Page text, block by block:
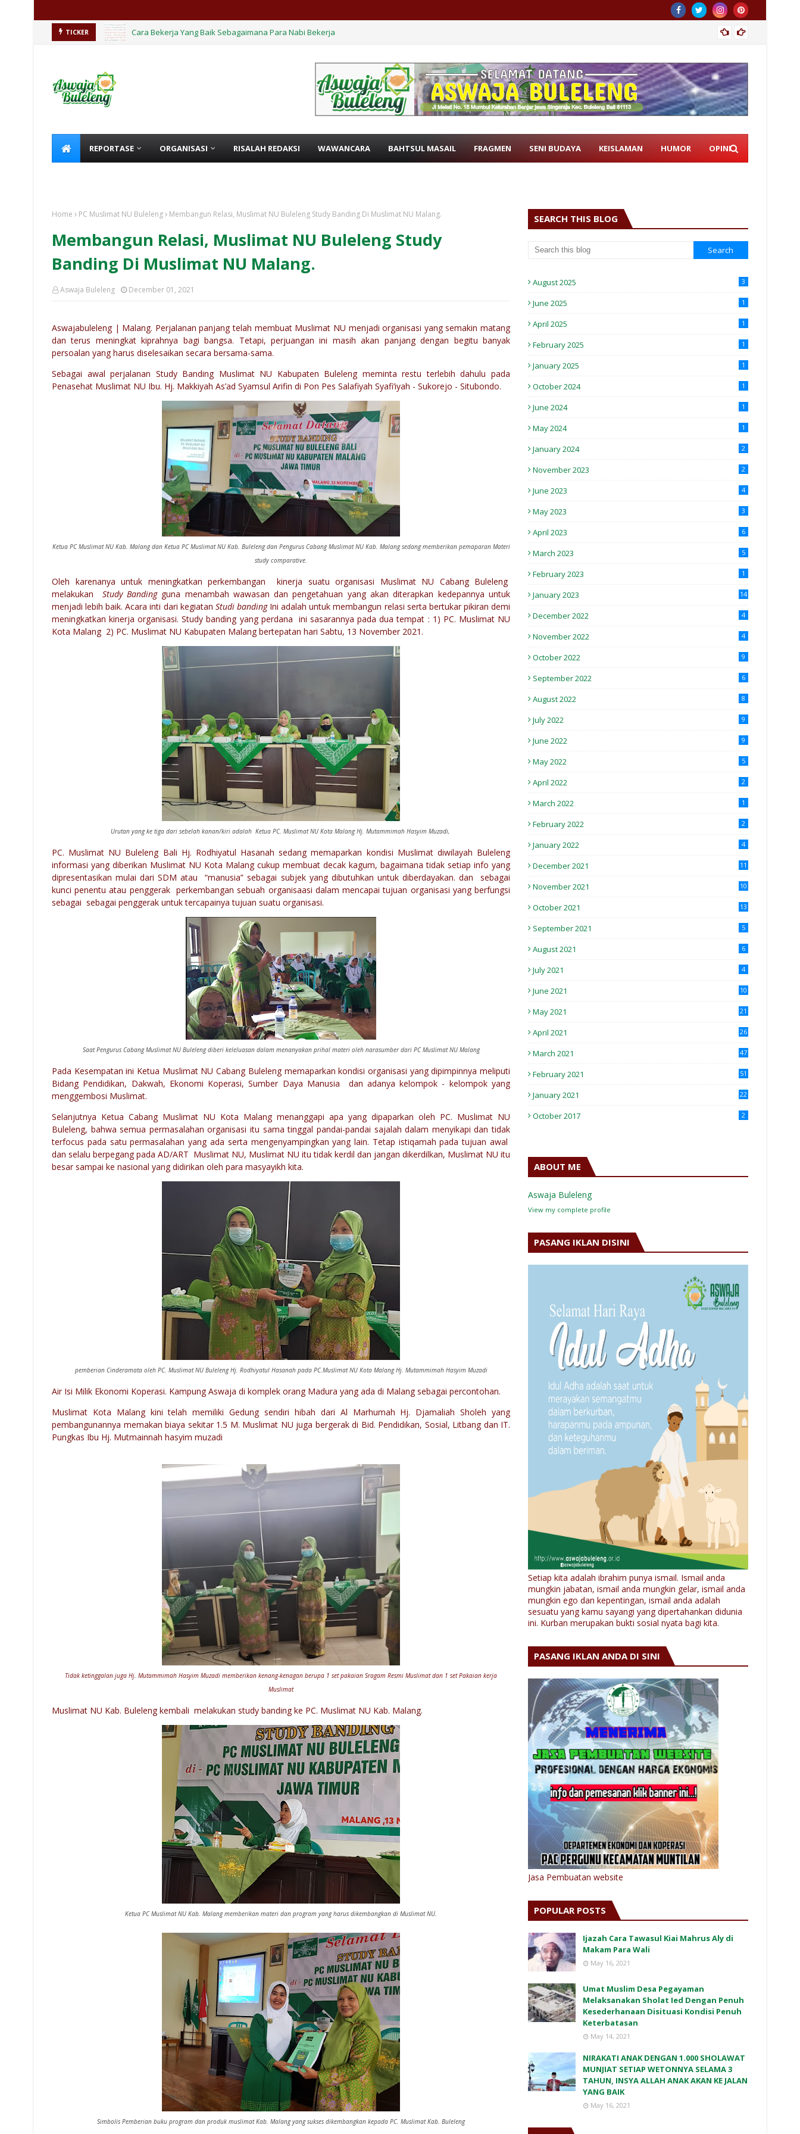
TICKER Cara Bekerja Yang Baik Sebagaimana Para Nabi Bekerja
REPORTASE ORGANISASI RISALAH REDAKSI WAWANCARA BAHTSUL MASAIL FRAGMEN SENI BUDAYA KEISLAMAN HUMOR OPINI
Home PC Muslimat NU Buleleng Membangun Relasi, Muslimat NU Buleleng Study Banding Di Muslimat NU Malang.
Membangun Relasi, Muslimat NU Buleleng Study
Banding Di Muslimat NU Malang.
Aswaja Buleleng December 01, 2021
Aswajabuleleng | Malang. Perjalanan panjang telah membuat Muslimat NU menjadi organisasi yang semakin matang
dan terus meningkat kiprahnya bagi bangsa. Tetapi, perjuangan ini masih akan panjang dengan begitu banyak
persoalan yang harus diselesaikan secara bersama-sama.
Sebagai awal perjalanan Study Banding Muslimat NU Kabupaten Buleleng meminta restu terlebih dahulu pada
Penasehat Muslimat NU Ibu. Hj. Makkiyah As’ad Syamsul Arifin di Pon Pes Salafiyah Syafi’iyah - Sukorejo - Situbondo.
Ketua PC Muslimat NU Kab. Malang dan Ketua PC Muslimat NU Kab. Buleleng dan Pengurus Cabang Muslimat NU Kab. Malang sedang memberikan pemaparan Materi
study comparative.
Oleh karenanya untuk meningkatkan perkembangan kinerja suatu organisasi Muslimat NU Cabang Buleleng
melakukan Study Bandingguna menambah wawasan dan pengetahuan yang akan diterapkan kedepannya untuk
menjadi lebih baik. Acara inti dari kegiatan Studi bandingIni adalah untuk membangun relasi serta bertukar pikiran demi
meningkatkan kinerja organisasi. Study banding yang perdana ini sasarannya pada dua tempat : 1) PC. Muslimat NU
Kota Malang 2) PC. Muslimat NU Kabupaten Malang bertepatan hari Sabtu, 13 November 2021.
Urutan yang ke tiga dari sebelah kanan/kiri adalah Ketua PC. Muslimat NU Kota Malang Hj. Mutammimah Hasyim Muzadi,
PC. Muslimat NU Buleleng Bali Hj. Rodhiyatul Hasanah sedang memaparkan kondisi Muslimat diwilayah Buleleng
informasi yang diberikan Muslimat NU Kota Malang cukup membuat decak kagum, bagaimana tidak setiap info yang
dipresentasikan mulai dari SDM atau “manusia” sebagai subjek yang dibutuhkan untuk diberdayakan. dan sebagai
kunci penentu atau penggerak perkembangan sebuah organisaasi dalam mencapai tujuan organisasi yang berfungsi
sebagai sebagai penggerak untuk tercapainya tujuan suatu organisasi.
Saat Pengurus Cabang Muslimat NU Buleleng diberi keleluasan dalam menanyakan prihal materi oleh narasumber dari PC Muslimat NU Malang
Pada Kesempatan ini Ketua Muslimat NU Cabang Buleleng memaparkan kondisi organisasi yang dipimpinnya meliputi
Bidang Pendidikan, Dakwah, Ekonomi Koperasi, Sumber Daya Manusia dan adanya kelompok - kelompok yang
menggembosi Muslimat.
Selanjutnya Ketua Cabang Muslimat NU Kota Malang menanggapi apa yang dipaparkan oleh PC. Muslimat NU
Buleleng, bahwa semua permasalahan organisasi itu sama tinggal pandai-pandai sajalah dalam menyikapi dan tidak
terfocus pada satu permasalahan yang ada serta mengenyampingkan yang lain. Tetap istiqamah pada tujuan awal
dan selalu berpegang pada AD/ART Muslimat NU, Muslimat NU itu tidak kerdil dan jangan dikerdilkan, Muslimat NU itu
besar sampai ke nasional yang didirikan oleh para masyayikh kita.
pemberian Cinderamata oleh PC. Muslimat NU Buleleng Hj. Rodhiyatul Hasanah pada PC.Muslimat NU Kota Malang Hj. Mutammimah Hasyim Muzadi
Air Isi Milik Ekonomi Koperasi. Kampung Aswaja di komplek orang Madura yang ada di Malang sebagai percontohan.
Muslimat Kota Malang kini telah memiliki Gedung sendiri hibah dari Al Marhumah Hj. Djamaliah Sholeh yang
pembangunannya memakan biaya sekitar 1.5 M. Muslimat NU juga bergerak di Bid. Pendidikan, Sosial, Litbang dan IT.
Pungkas Ibu Hj. Mutmainnah hasyim muzadi
Tidak ketinggalan juga Hj. Mutammimah Hasyim Muzadi memberikan kenang-kenagan berupa 1 set pakaian Sragam Resmi Muslimat dan 1 set Pakaian kerja
Muslimat
Muslimat NU Kab. Buleleng kembali melakukan study banding ke PC. Muslimat NU Kab. Malang.
Ketua PC Muslimat NU Kab. Malang memberikan materi dan program yang harus dikembangkan di Muslimat NU.
Simbolis Pemberian buku program dan produk muslimat Kab. Malang yang sukses dikembangkan kepada PC. Muslimat Kab. Buleleng
SEARCH THIS BLOG
August 2025 3
June 2025 1
April 2025 1
February 2025 1
January 2025 1
October 2024 1
June 2024 1
May 2024 1
January 2024 2
November 2023 2
June 2023 4
May 2023 3
April 2023 6
March 2023 5
February 2023 1
January 2023 14
December 2022 4
November 2022 4
October 2022 9
September 2022 6
August 2022 8
July 2022 9
June 2022 9
May 2022 5
April 2022 2
March 2022 1
February 2022 2
January 2022 4
December 2021 11
November 2021 10
October 2021 13
September 2021 5
August 2021 6
July 2021 4
June 2021 10
May 2021 21
April 2021 26
March 2021 47
February 2021 51
January 2021 22
October 2017 2
ABOUT ME
Aswaja Buleleng
View my complete profile
PASANG IKLAN DISINI
Setiap kita adalah ibrahim punya ismail. Ismail anda
mungkin jabatan, ismail anda mungkin gelar, ismail anda
mungkin ego dan kepentingan, ismail anda adalah
sesuatu yang kamu sayangi yang dipertahankan didunia
ini. Kurban merupakan bukti sosial nyata bagi kita.
PASANG IKLAN ANDA DI SINI
Jasa Pembuatan website
POPULAR POSTS
Ijazah Cara Tawasul Kiai Mahrus Aly di
Makam Para Wali
May 16, 2021
Umat Muslim Desa Pegayaman
Melaksanakan Sholat Ied Dengan Penuh
Kesederhanaan Disituasi Kondisi Penuh
Keterbatasan
May 14, 2021
NIRAKATI ANAK DENGAN 1.000 SHOLAWAT
MUNJIAT SETIAP WETONNYA SELAMA 3
TAHUN, INSYA ALLAH ANAK AKAN KE JALAN
YANG BAIK
May 16, 2021